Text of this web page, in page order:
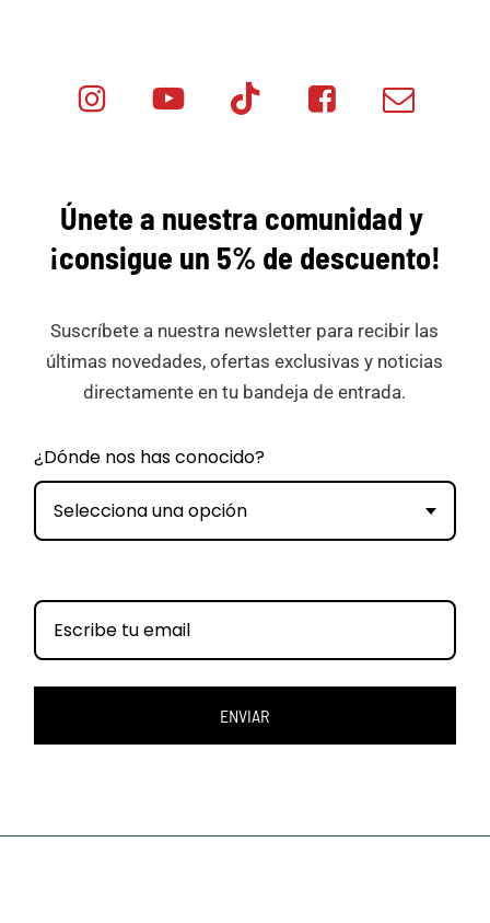
Minicar Tok
Minicar Minicar
Únete a nuestra comunidad y
¡consigue un 5% de descuento!
Suscríbete a nuestra newsletter para recibir las
últimas novedades, ofertas exclusivas y noticias
directamente en tu bandeja de entrada.
¿Dónde nos has conocido?
Selecciona una opción
ENVIAR